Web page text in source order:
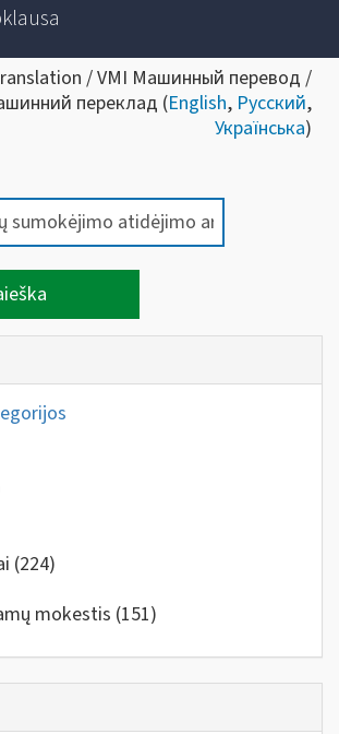
/ VMI Машинный перевод /
переклад (English, Русский,
Українська)
(224)
mokestis (151)